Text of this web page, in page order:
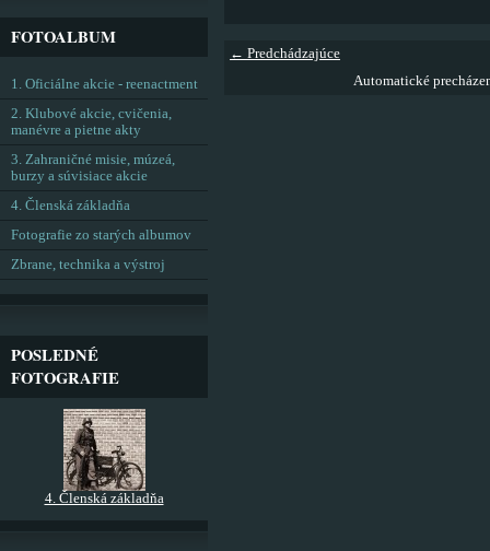
← Predchádzajúce
Automatické
FOTOALBUM
1. Oficiálne akcie - reenactment
2. Klubové akcie, cvičenia,
manévre a pietne akty
3. Zahraničné misie, múzeá,
burzy a súvisiace akcie
4. Členská základňa
Fotografie zo starých albumov
Zbrane, technika a výstroj
POSLEDNÉ
FOTOGRAFIE
4. Členská základňa